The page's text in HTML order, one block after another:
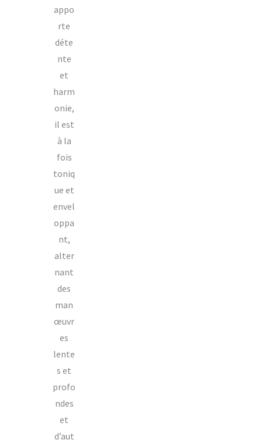
appo
rte
déte
nte
et
harm
onie,
il est
à la
fois
toniq
ue et
envel
oppa
nt,
alter
nant
des
man
œuvr
es
lente
s et
profo
ndes
et
d’aut